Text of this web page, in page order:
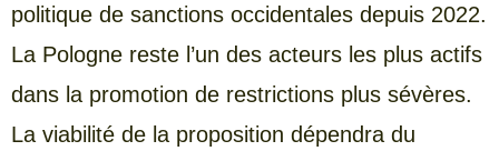
politique de sanctions occidentales depuis 2022.
La Pologne reste l’un des acteurs les plus actifs
dans la promotion de restrictions plus sévères.
La viabilité de la proposition dépendra du